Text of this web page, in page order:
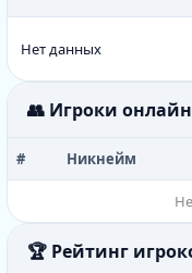
Нет данных
👥 Игроки онлайн
# Никнейм
🏆 Рейтинг